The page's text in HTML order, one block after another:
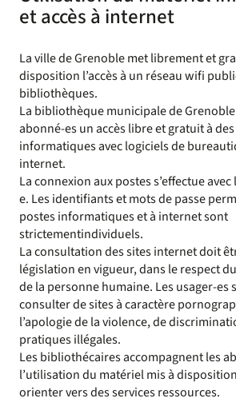
et accès à internet
La ville de Grenoble met librement et
disposition l’accès à un réseau wifi
bibliothèques.
La bibliothèque municipale de
abonné-es un accès libre et gratuit à
informatiques avec logiciels de
internet.
La connexion aux postes s’effectue
e. Les identifiants et mots de passe
postes informatiques et à internet sont
strictementindividuels.
La consultation des sites internet doit
législation en vigueur, dans le respect
de la personne humaine. Les usager-es
consulter de sites à caractère
l’apologie de la violence, de
pratiques illégales.
Les bibliothécaires accompagnent les
l’utilisation du matériel mis à
orienter vers des services ressources.